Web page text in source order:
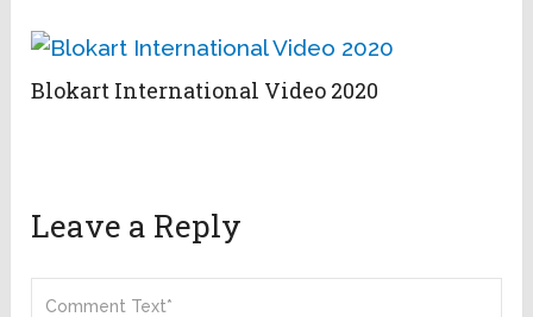
Blokart International Video 2020
Leave a Reply